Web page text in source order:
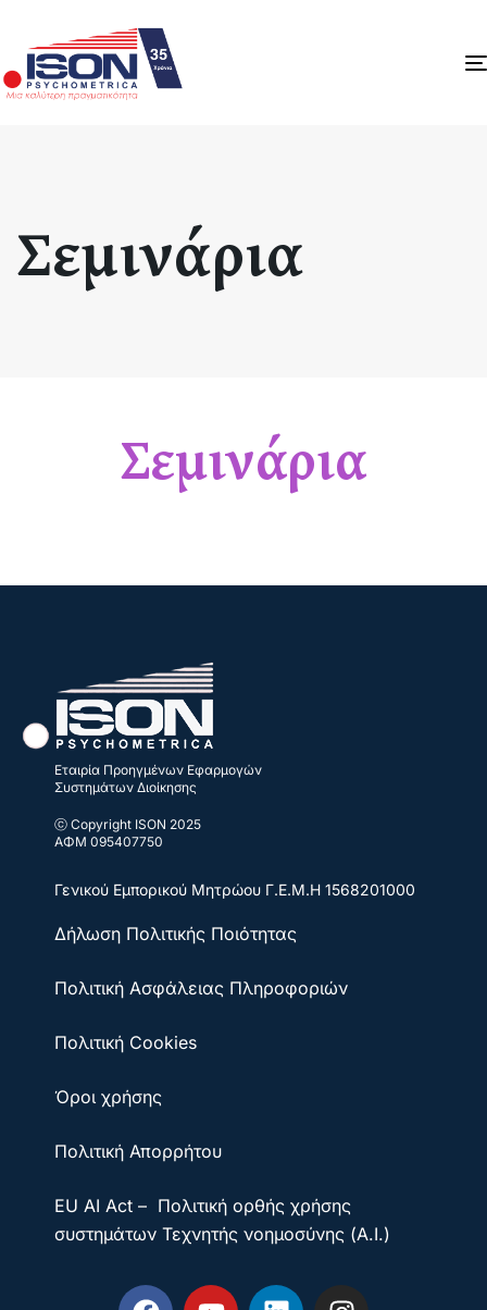
Σεμινάρια
Σεμινάρια
Εταιρία Προηγμένων Εφαρμογών
Συστημάτων Διοίκησης
ⓒ Copyright ISON 2025
ΑΦΜ 095407750
Γενικού Εμπορικού Μητρώου Γ.Ε.Μ.Η 1568201000
Δήλωση Πολιτικής Ποιότητας
Πολιτική Ασφάλειας Πληροφοριών
Πολιτική Cookies
Όροι χρήσης
Πολιτική Απορρήτου
EU AI Act – Πολιτική ορθής χρήσης
συστημάτων Τεχνητής νοημοσύνης (A.I.)